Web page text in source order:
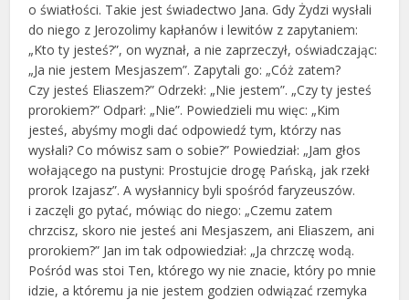
o światłości. Takie jest świadectwo Jana. Gdy Żydzi wysłali
do niego z Jerozolimy kapłanów i lewitów z zapytaniem:
„Kto ty jesteś?”, on wyznał, a nie zaprzeczył, oświadczając:
„Ja nie jestem Mesjaszem”. Zapytali go: „Cóż zatem?
Czy jesteś Eliaszem?” Odrzekł: „Nie jestem”. „Czy ty jesteś
prorokiem?” Odparł: „Nie”. Powiedzieli mu więc: „Kim
jesteś, abyśmy mogli dać odpowiedź tym, którzy nas
wysłali? Co mówisz sam o sobie?” Powiedział: „Jam głos
wołającego na pustyni: Prostujcie drogę Pańską, jak rzekł
prorok Izajasz”. A wysłannicy byli spośród faryzeuszów.
i zaczęli go pytać, mówiąc do niego: „Czemu zatem
chrzcisz, skoro nie jesteś ani Mesjaszem, ani Eliaszem, ani
prorokiem?” Jan im tak odpowiedział: „Ja chrzczę wodą.
Pośród was stoi Ten, którego wy nie znacie, który po mnie
idzie, a któremu ja nie jestem godzien odwiązać rzemyka